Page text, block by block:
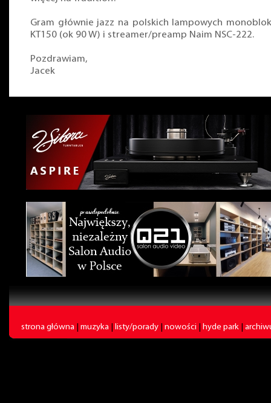
Gram głównie jazz na polskich lampowych
KT150 (ok 90 W) i streamer/preamp Naim NSC-222.
Pozdrawiam,
Jacek
strona główna muzyka listy/porady nowości hyde park